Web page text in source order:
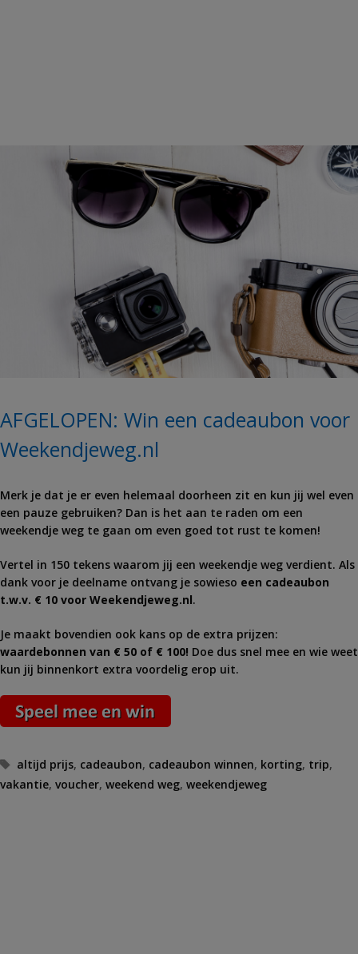
AFGELOPEN: Win een cadeaubon voor
Weekendjeweg.nl
Merk je dat je er even helemaal doorheen zit en kun jij wel even
een pauze gebruiken? Dan is het aan te raden om een
weekendje weg te gaan om even goed tot rust te komen!
Vertel in 150 tekens waarom jij een weekendje weg verdient. Als
dank voor je deelname ontvang je sowieso een cadeaubon
t.w.v. € 10 voor Weekendjeweg.nl.
Je maakt bovendien ook kans op de extra prijzen:
waardebonnen van € 50 of € 100! Doe dus snel mee en wie weet
kun jij binnenkort extra voordelig erop uit.
Tags
altijd prijs, cadeaubon, cadeaubon winnen, korting, trip,
vakantie, voucher, weekend weg, weekendjeweg